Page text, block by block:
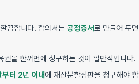
끔합니다. 합의서는 공정증서로 만들어 두면
을 한꺼번에 청구하는 것이 일반적입니다.
부터 2년 이내에 재산분할심판을 청구해야 합